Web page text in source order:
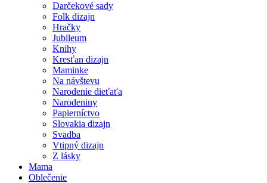
Darčekové sady
Folk dizajn
Hračky
Jubileum
Knihy
Kresťan dizajn
Maminke
Na návštevu
Narodenie dieťaťa
Narodeniny
Papierníctvo
Slovakia dizajn
Svadba
Vtipný dizajn
Z lásky
Mama
Oblečenie